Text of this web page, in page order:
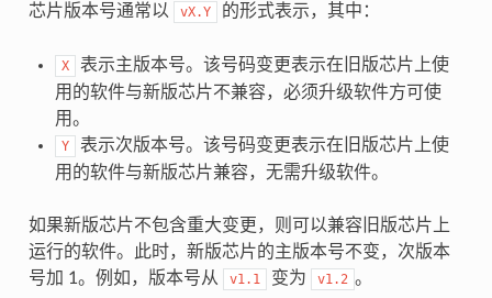
芯片版本号通常以 vX.Y 的形式表示，其中：
X
表示主版本号。该号码变更表示在旧版芯片上使
用的软件与新版芯片不兼容，必须升级软件方可使
用。
Y
表示次版本号。该号码变更表示在旧版芯片上使
用的软件与新版芯片兼容，无需升级软件。
如果新版芯片不包含重大变更，则可以兼容旧版芯片上
运行的软件。此时，新版芯片的主版本号不变，次版本
号加 1。例如，版本号从
v1.1 变为 v1.2 。